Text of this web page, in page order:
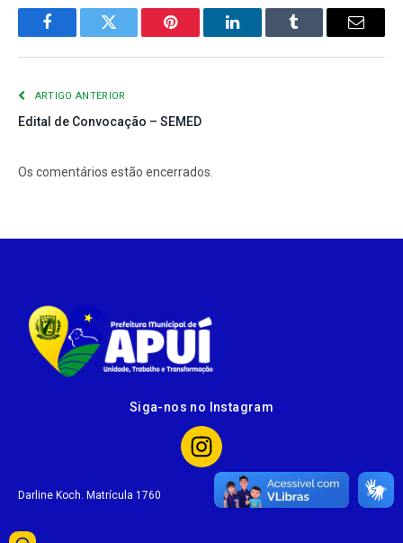
FacebookTwitter Pinterest LinkedInTumblr
E-
ARTIGO ANTERIOR
Edital de Convocação – SEMED
Os comentários estão encerrados.
Siga-nos no Instagram
Darline Koch. Matrícula 1760